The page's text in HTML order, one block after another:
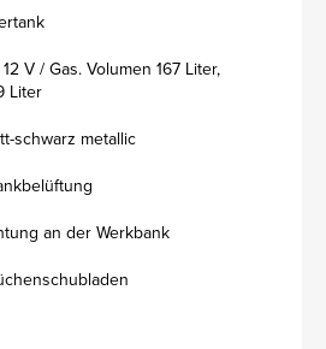
V / Gas. Volumen 167 Liter,
Liter
schwarz metallic
an der Werkbank